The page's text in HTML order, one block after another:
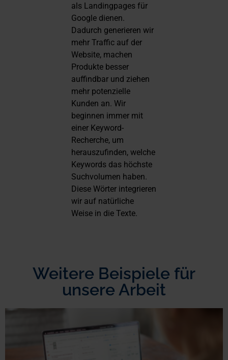
als Landingpages für
Google dienen.
Dadurch generieren wir
mehr Traffic auf der
Website, machen
Produkte besser
auffindbar und ziehen
mehr potenzielle
Kunden an. Wir
beginnen immer mit
einer Keyword-
Recherche, um
herauszufinden, welche
Keywords das höchste
Suchvolumen haben.
Diese Wörter integrieren
wir auf natürliche
Weise in die Texte.
Weitere Beispiele für
unsere Arbeit